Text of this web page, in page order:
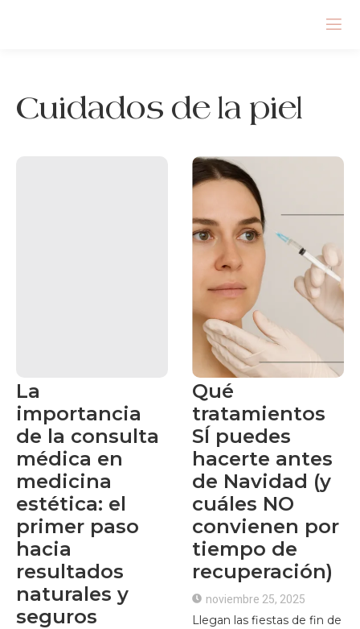
Cuidados de la piel
La
importancia
de la consulta
médica en
medicina
estética: el
primer paso
hacia
resultados
naturales y
seguros
Qué
tratamientos
SÍ puedes
hacerte antes
de Navidad (y
cuáles NO
convienen por
tiempo de
recuperación)
noviembre 25, 2025
Llegan las fiestas de fin de